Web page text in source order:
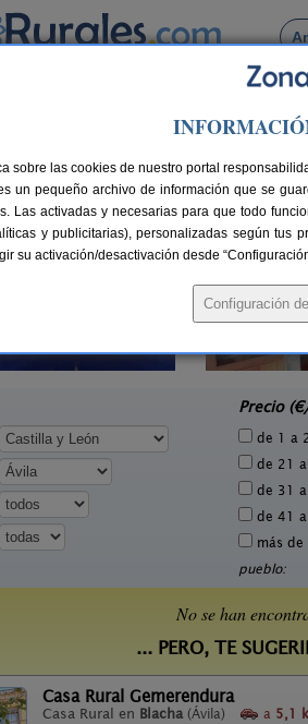
Busca por pueblo
cerca de Guareña
Casa Rural
Precio
de 1 a
de 21
de 31
de 41
más de
pueblo:
No se han
... PERO, TE
Casa Rural Gemerendura
Casa Rural en Blacha (Ávila) a 5,1
sobre las cookies de nuestro portal
un pequeño archivo de información que se
Las activadas y necesarias para que todo
y publicitarias), personalizadas según tus
su activación/desactivación desde